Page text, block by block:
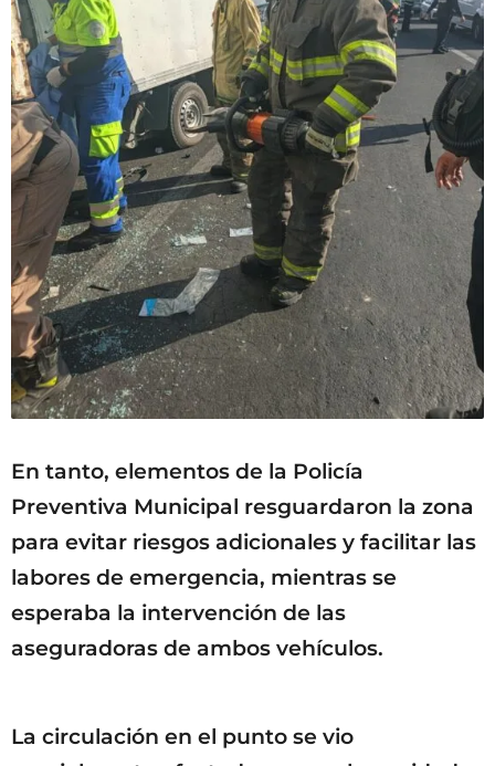
En tanto, elementos de la Policía
Preventiva Municipal resguardaron la zona
para evitar riesgos adicionales y facilitar las
labores de emergencia, mientras se
esperaba la intervención de las
aseguradoras de ambos vehículos.
La circulación en el punto se vio